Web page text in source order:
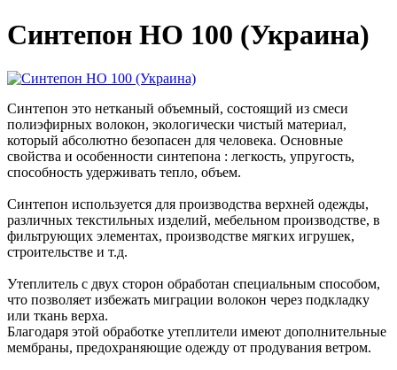
Синтепон НО 100 (Украина)
Синтепон это нетканый объемный, состоящий из смеси
полиэфирных волокон, экологически чистый материал,
который абсолютно безопасен для человека. Основные
свойства и особенности синтепона : легкость, упругость,
способность удерживать тепло, объем.
Синтепон используется для производства верхней одежды,
различных текстильных изделий, мебельном производстве, в
фильтрующих элементах, производстве мягких игрушек,
строительстве и т.д.
Утеплитель с двух сторон обработан специальным способом,
что позволяет избежать миграции волокон через подкладку
или ткань верха.
Благодаря этой обработке утеплители имеют дополнительные
мембраны, предохраняющие одежду от продувания ветром.